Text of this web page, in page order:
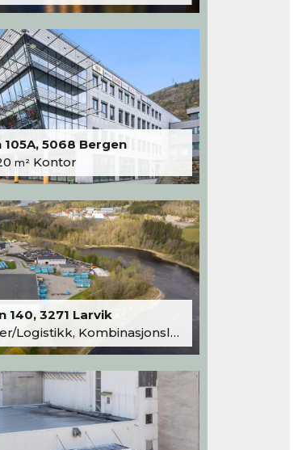
105A, 5068 Bergen
m²Kontor
140, 3271 Larvik
Kombinasjonslokaler